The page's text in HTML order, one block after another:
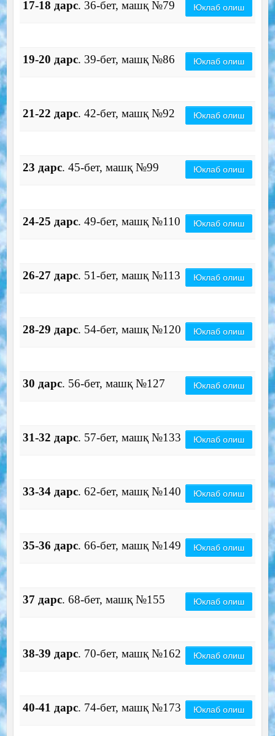
17-18 дарс. 36-бет, машқ №79 Юклаб олиш
19-20 дарс. 39-бет, машқ №86 Юклаб олиш
21-22 дарс. 42-бет, машқ №92 Юклаб олиш
23 дарс. 45-бет, машқ №99 Юклаб олиш
24-25 дарс. 49-бет, машқ №110 Юклаб олиш
26-27 дарс. 51-бет, машқ №113 Юклаб олиш
28-29 дарс. 54-бет, машқ №120 Юклаб олиш
30 дарс. 56-бет, машқ №127 Юклаб олиш
31-32 дарс. 57-бет, машқ №133 Юклаб олиш
33-34 дарс. 62-бет, машқ №140 Юклаб олиш
35-36 дарс. 66-бет, машқ №149 Юклаб олиш
37 дарс. 68-бет, машқ №155 Юклаб олиш
38-39 дарс. 70-бет, машқ №162 Юклаб олиш
40-41 дарс. 74-бет, машқ №173 Юклаб олиш